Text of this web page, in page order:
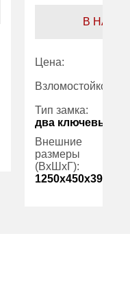
В
Цена:
Взломостойкость:
Тип замка:
два ключевых
Внешние
размеры
(ВхШхГ):
1250x450x395